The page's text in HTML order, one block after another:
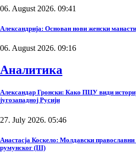
06. August 2026. 09:41
Александрија: Основан нови женски
06. August 2026. 09:16
Аналитика
Александар Гронски: Како ПЦУ види
југозападној Русији
27. July 2026. 05:46
Анастасја Коскело: Молдавски православни
румунског (III)